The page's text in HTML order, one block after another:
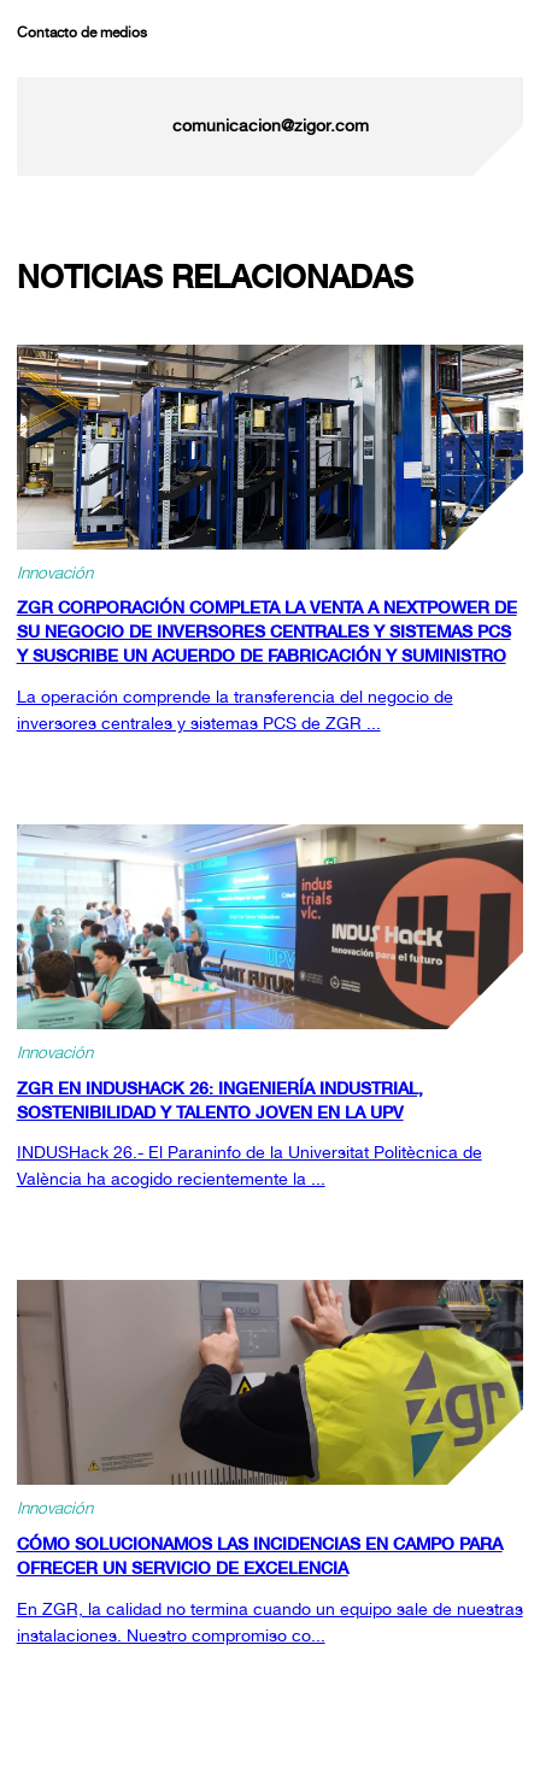
Contacto de medios
comunicacion@zigor.com
NOTICIAS RELACIONADAS
Innovación
ZGR CORPORACIÓN COMPLETA LA VENTA A NEXTPOWER DE
SU NEGOCIO DE INVERSORES CENTRALES Y SISTEMAS PCS
Y SUSCRIBE UN ACUERDO DE FABRICACIÓN Y SUMINISTRO
La operación comprende la transferencia del negocio de
inversores centrales y sistemas PCS de ZGR ...
Innovación
ZGR EN INDUSHACK 26: INGENIERÍA INDUSTRIAL,
SOSTENIBILIDAD Y TALENTO JOVEN EN LA UPV
INDUSHack 26.- El Paraninfo de la Universitat Politècnica de
València ha acogido recientemente la ...
Innovación
CÓMO SOLUCIONAMOS LAS INCIDENCIAS EN CAMPO PARA
OFRECER UN SERVICIO DE EXCELENCIA
En ZGR, la calidad no termina cuando un equipo sale de nuestras
instalaciones. Nuestro compromiso co...